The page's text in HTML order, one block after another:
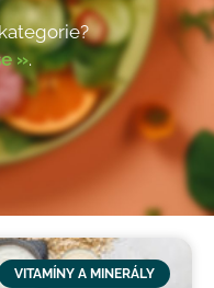
».
VITAMÍNY A MINERÁLY